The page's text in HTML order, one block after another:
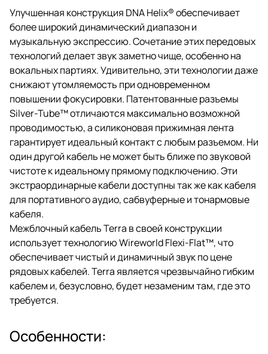
изоляционными материалами.
Улучшенная конструкция DNA Helix® обеспечивает
более широкий динамический диапазон и
музыкальную экспрессию. Сочетание этих передовых
технологий делает звук заметно чище, особенно на
вокальных партиях. Удивительно, эти технологии даже
снижают утомляемость при одновременном
повышении фокусировки. Патентованные разъемы
Silver-Tube™ отличаются максимально возможной
проводимостью, а силиконовая прижимная лента
гарантирует идеальный контакт с любым разъемом. Ни
один другой кабель не может быть ближе по звуковой
чистоте к идеальному прямому подключению. Эти
экстраординарные кабели доступны так же как кабеля
для портативного аудио, сабвуферные и тонармовые
кабеля.
Межблочный кабель Terra в своей конструкции
использует технологию Wireworld Flexi-Flat™, что
обеспечивает чистый и динамичный звук по цене
рядовых кабелей. Terra является чрезвычайно гибким
кабелем и, безусловно, будет незаменим там, где это
требуется.
Особенности: